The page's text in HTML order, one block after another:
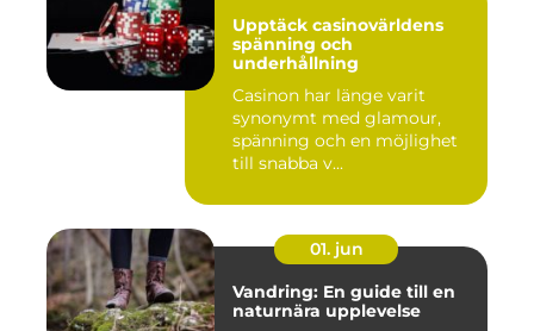
Upptäck casinovärldens
spänning och
underhållning
Casinon har länge varit
synonymt med glamour,
spänning och en möjlighet
till snabba v...
01. jun
Vandring: En guide till en
naturnära upplevelse